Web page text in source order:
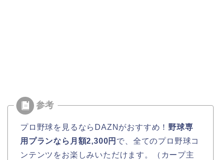
プロ野球を見るならDAZNがおすすめ！ 野球専
用プランなら月額2,300円 で、全てのプロ野球コ
ンテンツをお楽しみいただけます。（カープ主